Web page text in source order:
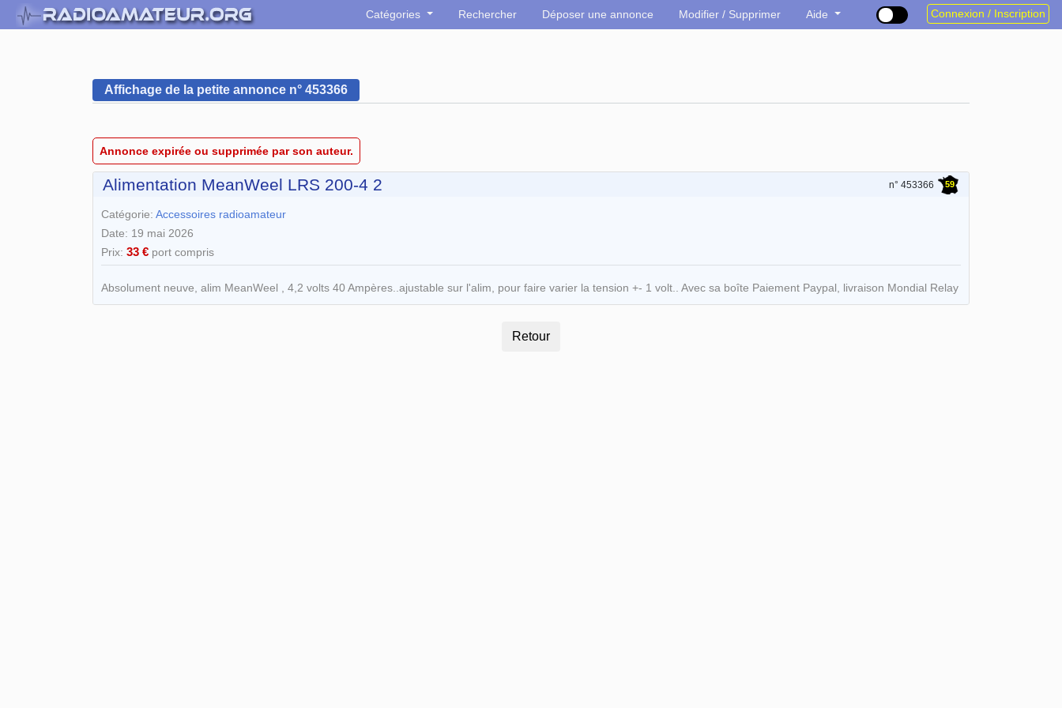
Catégories Rechercher Déposer une annonce Modifier / Supprimer Aide Connexion / Inscription
Affichage de la petite annonce n° 453366
Annonce expirée ou supprimée par son auteur.
Alimentation MeanWeel LRS 200-4 2 n° 453366 59
Catégorie: Accessoires radioamateur
Date: 19 mai 2026
Prix: 33 € port compris
Absolument neuve, alim MeanWeel , 4,2 volts 40 Ampères..ajustable sur l'alim, pour faire varier la tension +- 1 volt.. Avec sa boîte Paiement Paypal, livraison Mondial Relay